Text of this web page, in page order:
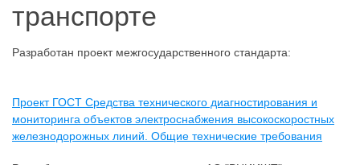
транспорте
Разработан проект межгосударственного стандарта:
Проект ГОСТ Средства технического диагностирования и
мониторинга объектов электроснабжения высокоскоростных
железнодорожных линий. Общие технические требования